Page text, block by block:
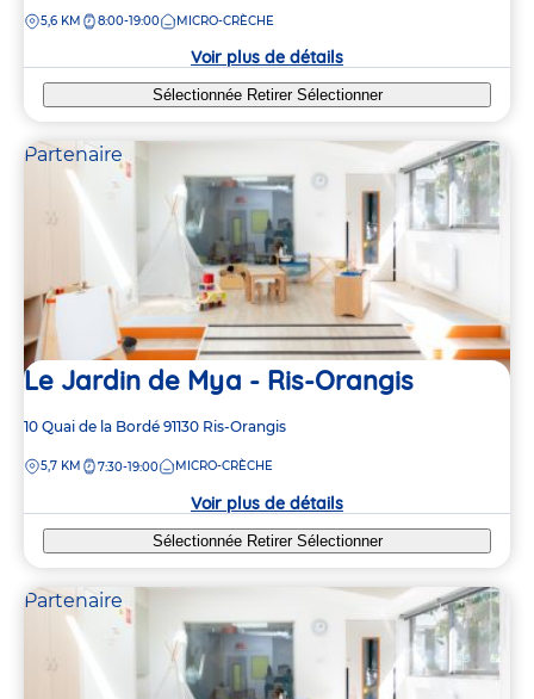
la
DISTANCE
5,6 KM 8:00-19:00 MICRO-CRÈCHE
Voir plus de détails
Sélectionnée Retirer Sélectionner
Partenaire
Le Jardin de Mya - Ris-Orangis
Adresse
la
10 Quai de la Bordé 91130 Ris-Orangis
DISTANCE
5,7 KM 7:30-19:00 MICRO-CRÈCHE
Voir plus de détails
Sélectionnée Retirer Sélectionner
Partenaire